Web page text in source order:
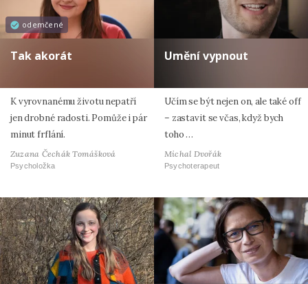
odemčené
Tak akorát
K vyrovnanému životu nepatří
jen drobné radosti. Pomůže i pár
minut frflání.
Zuzana Čechák Tomášková
Psycholožka
Umění vypnout
Učím se být nejen on, ale také off
– zastavit se včas, když bych
toho …
Michal Dvořák
Psychoterapeut